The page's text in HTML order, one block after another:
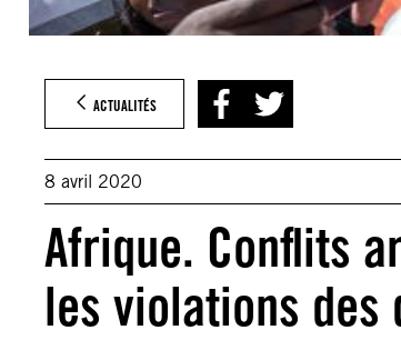
ACTUALITÉS
8 avril 2020
Afrique. Conflits
les violations des